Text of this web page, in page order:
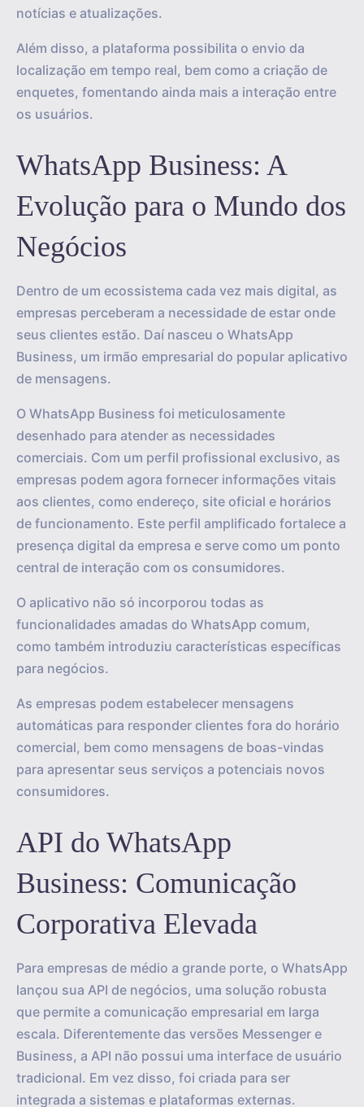
notícias e atualizações.
Além disso, a plataforma possibilita o envio da
localização em tempo real, bem como a criação de
enquetes, fomentando ainda mais a interação entre
os usuários.
WhatsApp Business: A
Evolução para o Mundo dos
Negócios
Dentro de um ecossistema cada vez mais digital, as
empresas perceberam a necessidade de estar onde
seus clientes estão. Daí nasceu o WhatsApp
Business, um irmão empresarial do popular aplicativo
de mensagens.
O WhatsApp Business foi meticulosamente
desenhado para atender as necessidades
comerciais. Com um perfil profissional exclusivo, as
empresas podem agora fornecer informações vitais
aos clientes, como endereço, site oficial e horários
de funcionamento. Este perfil amplificado fortalece a
presença digital da empresa e serve como um ponto
central de interação com os consumidores.
O aplicativo não só incorporou todas as
funcionalidades amadas do WhatsApp comum,
como também introduziu características específicas
para negócios.
As empresas podem estabelecer mensagens
automáticas para responder clientes fora do horário
comercial, bem como mensagens de boas-vindas
para apresentar seus serviços a potenciais novos
consumidores.
API do WhatsApp
Business: Comunicação
Corporativa Elevada
Para empresas de médio a grande porte, o WhatsApp
lançou sua API de negócios, uma solução robusta
que permite a comunicação empresarial em larga
escala. Diferentemente das versões Messenger e
Business, a API não possui uma interface de usuário
tradicional. Em vez disso, foi criada para ser
integrada a sistemas e plataformas externas.